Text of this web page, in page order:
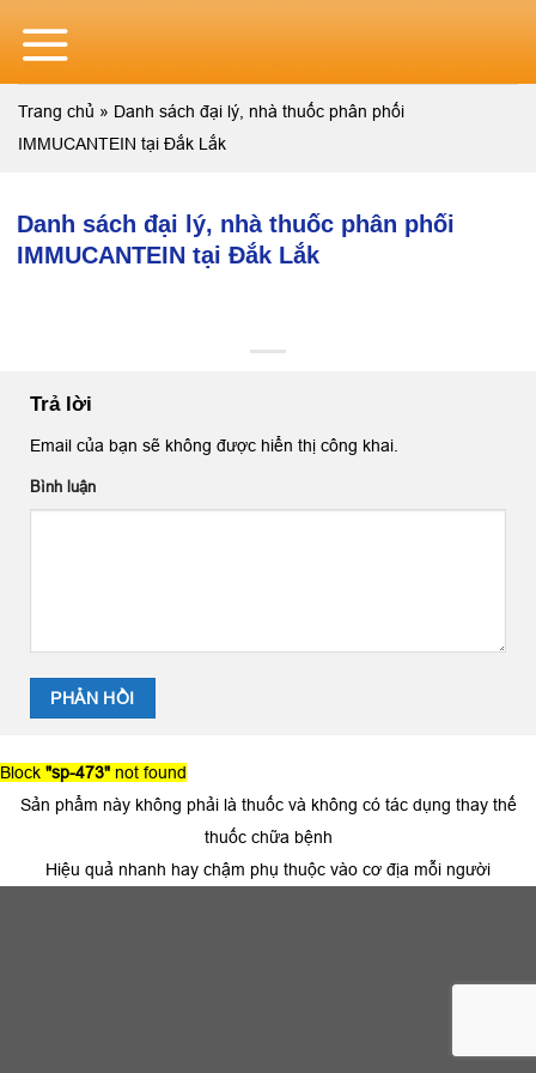
content
Trang chủ » Danh sách đại lý, nhà thuốc phân phối
IMMUCANTEIN tại Đắk Lắk
Danh sách đại lý, nhà thuốc phân phối
IMMUCANTEIN tại Đắk Lắk
Trả lời
Email của bạn sẽ không được hiển thị công khai.
Bình luận
Block "sp-473" not found
Sản phẩm này không phải là thuốc và không có tác dụng thay thế
thuốc chữa bệnh
Hiệu quả nhanh hay chậm phụ thuộc vào cơ địa mỗi người